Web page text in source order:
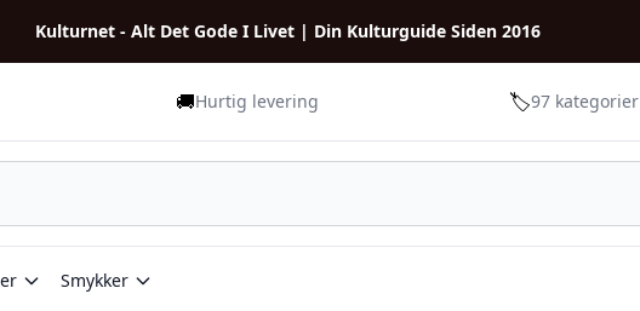
Kulturnet - Alt Det Gode I Livet | Din Kulturguide Siden 2016
🚚Hurtig levering 🏷️97 kategorier
Smykker